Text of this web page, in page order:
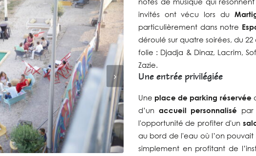
invités ont vécu lors du
particulièrement dans notre
déroulé sur quatre soirées, du
folie : Djadja & Dinaz, Lacrim,
Zazie.
Une entrée privilégiée
Une place de parking réservée
d’un accueil personnalisé par
l'opportunité de profiter d'un
au bord de l'eau où l’on
simplement en profitant de